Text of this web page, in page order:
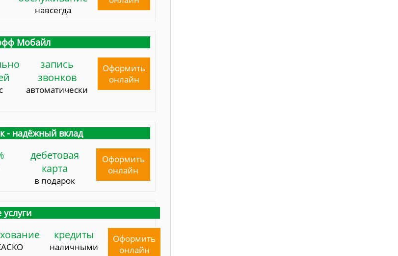
навсегда
Мобайл
запись
звонков
автоматически
Оформить
онлайн
- надёжный вклад
дебетовая
карта
в подарок
Оформить
онлайн
кредиты
наличными
Оформить
онлайн